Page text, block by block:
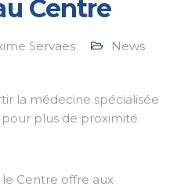
Centre
Servaes News
la médecine spécialisée
plus de proximité
Centre offre aux